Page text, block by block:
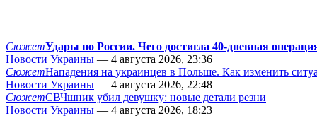
СюжетУдары по России. Чего достигла 40-дневная
Новости Украины — 4 августа 2026, 23:36
СюжетНападения на украинцев в Польше. Как изменить
Новости Украины — 4 августа 2026, 22:48
СюжетСВЧшник убил девушку: новые детали резни
Новости Украины — 4 августа 2026, 18:23